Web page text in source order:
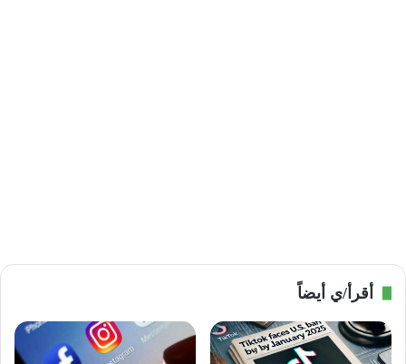
أقرأ/ي أيضاً